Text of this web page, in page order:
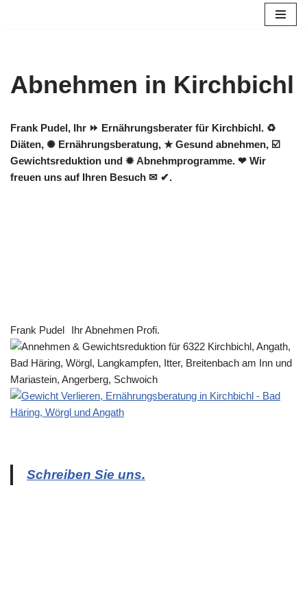
Abnehmen in Kirchbichl
Frank Pudel, Ihr ⏩ Ernährungsberater für Kirchbichl. ♻
Diäten, ✺ Ernährungsberatung, ★ Gesund abnehmen, ☑️
Gewichtsreduktion und ✹ Abnehmprogramme. ❤ Wir
freuen uns auf Ihren Besuch ✉ ✔.
Frank Pudel Ihr Abnehmen Profi.
Schreiben Sie uns.